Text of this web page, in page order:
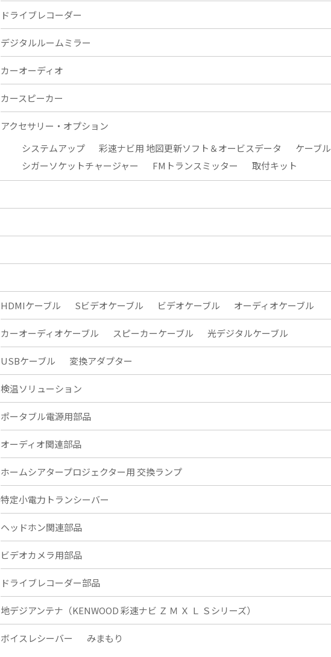
ドライブレコーダー
デジタルルームミラー
カーオーディオ
カースピーカー
アクセサリー・オプション
システムアップ
彩速ナビ用 地図更新ソフト＆オービスデータ ケーブル
シガーソケットチャージャー
FMトランスミッター 取付キット
HDMIケーブル Sビデオケーブル ビデオケーブル オーディオケーブル
カーオーディオケーブル スピーカーケーブル 光デジタルケーブル
USBケーブル 変換アダプター
検温ソリューション
ポータブル電源用部品
オーディオ関連部品
ホームシアタープロジェクター用 交換ランプ
特定小電力トランシーバー
ヘッドホン関連部品
ビデオカメラ用部品
ドライブレコーダー部品
地デジアンテナ（KENWOOD 彩速ナビ Ｚ Ｍ Ｘ Ｌ Ｓシリーズ）
ボイスレシーバー みまもり